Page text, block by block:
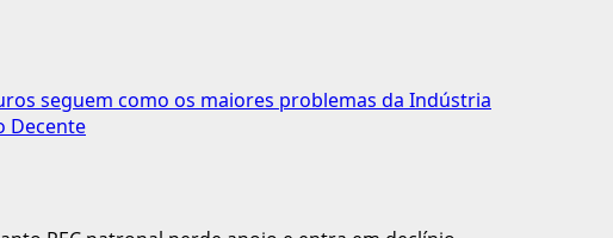
seguem como os maiores problemas da Indústria
Decente